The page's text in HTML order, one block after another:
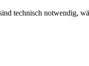
technisch notwendig,